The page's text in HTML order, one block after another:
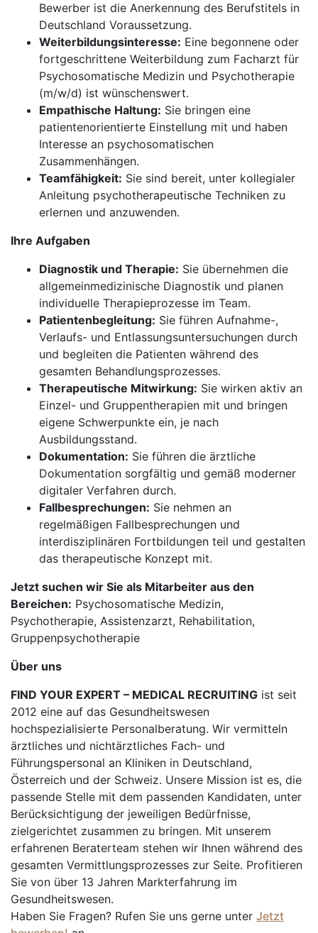
Bewerber ist die Anerkennung des Berufstitels in
Deutschland Voraussetzung.
Weiterbildungsinteresse: Eine begonnene oder
fortgeschrittene Weiterbildung zum Facharzt für
Psychosomatische Medizin und Psychotherapie
(m/w/d) ist wünschenswert.
Empathische Haltung: Sie bringen eine
patientenorientierte Einstellung mit und haben
Interesse an psychosomatischen
Zusammenhängen.
Teamfähigkeit: Sie sind bereit, unter kollegialer
Anleitung psychotherapeutische Techniken zu
erlernen und anzuwenden.
Ihre Aufgaben
Diagnostik und Therapie: Sie übernehmen die
allgemeinmedizinische Diagnostik und planen
individuelle Therapieprozesse im Team.
Patientenbegleitung: Sie führen Aufnahme-,
Verlaufs- und Entlassungsuntersuchungen durch
und begleiten die Patienten während des
gesamten Behandlungsprozesses.
Therapeutische Mitwirkung: Sie wirken aktiv an
Einzel- und Gruppentherapien mit und bringen
eigene Schwerpunkte ein, je nach
Ausbildungsstand.
Dokumentation: Sie führen die ärztliche
Dokumentation sorgfältig und gemäß moderner
digitaler Verfahren durch.
Fallbesprechungen: Sie nehmen an
regelmäßigen Fallbesprechungen und
interdisziplinären Fortbildungen teil und gestalten
das therapeutische Konzept mit.
Jetzt suchen wir Sie als Mitarbeiter aus den
Bereichen: Psychosomatische Medizin,
Psychotherapie, Assistenzarzt, Rehabilitation,
Gruppenpsychotherapie
Über uns
FIND YOUR EXPERT – MEDICAL RECRUITING ist seit
2012 eine auf das Gesundheitswesen
hochspezialisierte Personalberatung. Wir vermitteln
ärztliches und nichtärztliches Fach- und
Führungspersonal an Kliniken in Deutschland,
Österreich und der Schweiz. Unsere Mission ist es, die
passende Stelle mit dem passenden Kandidaten, unter
Berücksichtigung der jeweiligen Bedürfnisse,
zielgerichtet zusammen zu bringen. Mit unserem
erfahrenen Beraterteam stehen wir Ihnen während des
gesamten Vermittlungsprozesses zur Seite. Profitieren
Sie von über 13 Jahren Markterfahrung im
Gesundheitswesen.
Haben Sie Fragen? Rufen Sie uns gerne unter Jetzt